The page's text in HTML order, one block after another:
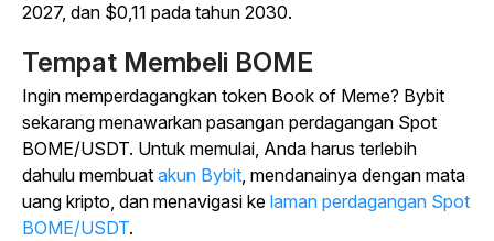
2027, dan $0,11 pada tahun 2030.
Tempat Membeli BOME
Ingin memperdagangkan token Book of Meme? Bybit
sekarang menawarkan pasangan perdagangan Spot
BOME/USDT. Untuk memulai, Anda harus terlebih
dahulu membuat akun Bybit, mendanainya dengan mata
uang kripto, dan menavigasi ke laman perdagangan Spot
BOME/USDT.